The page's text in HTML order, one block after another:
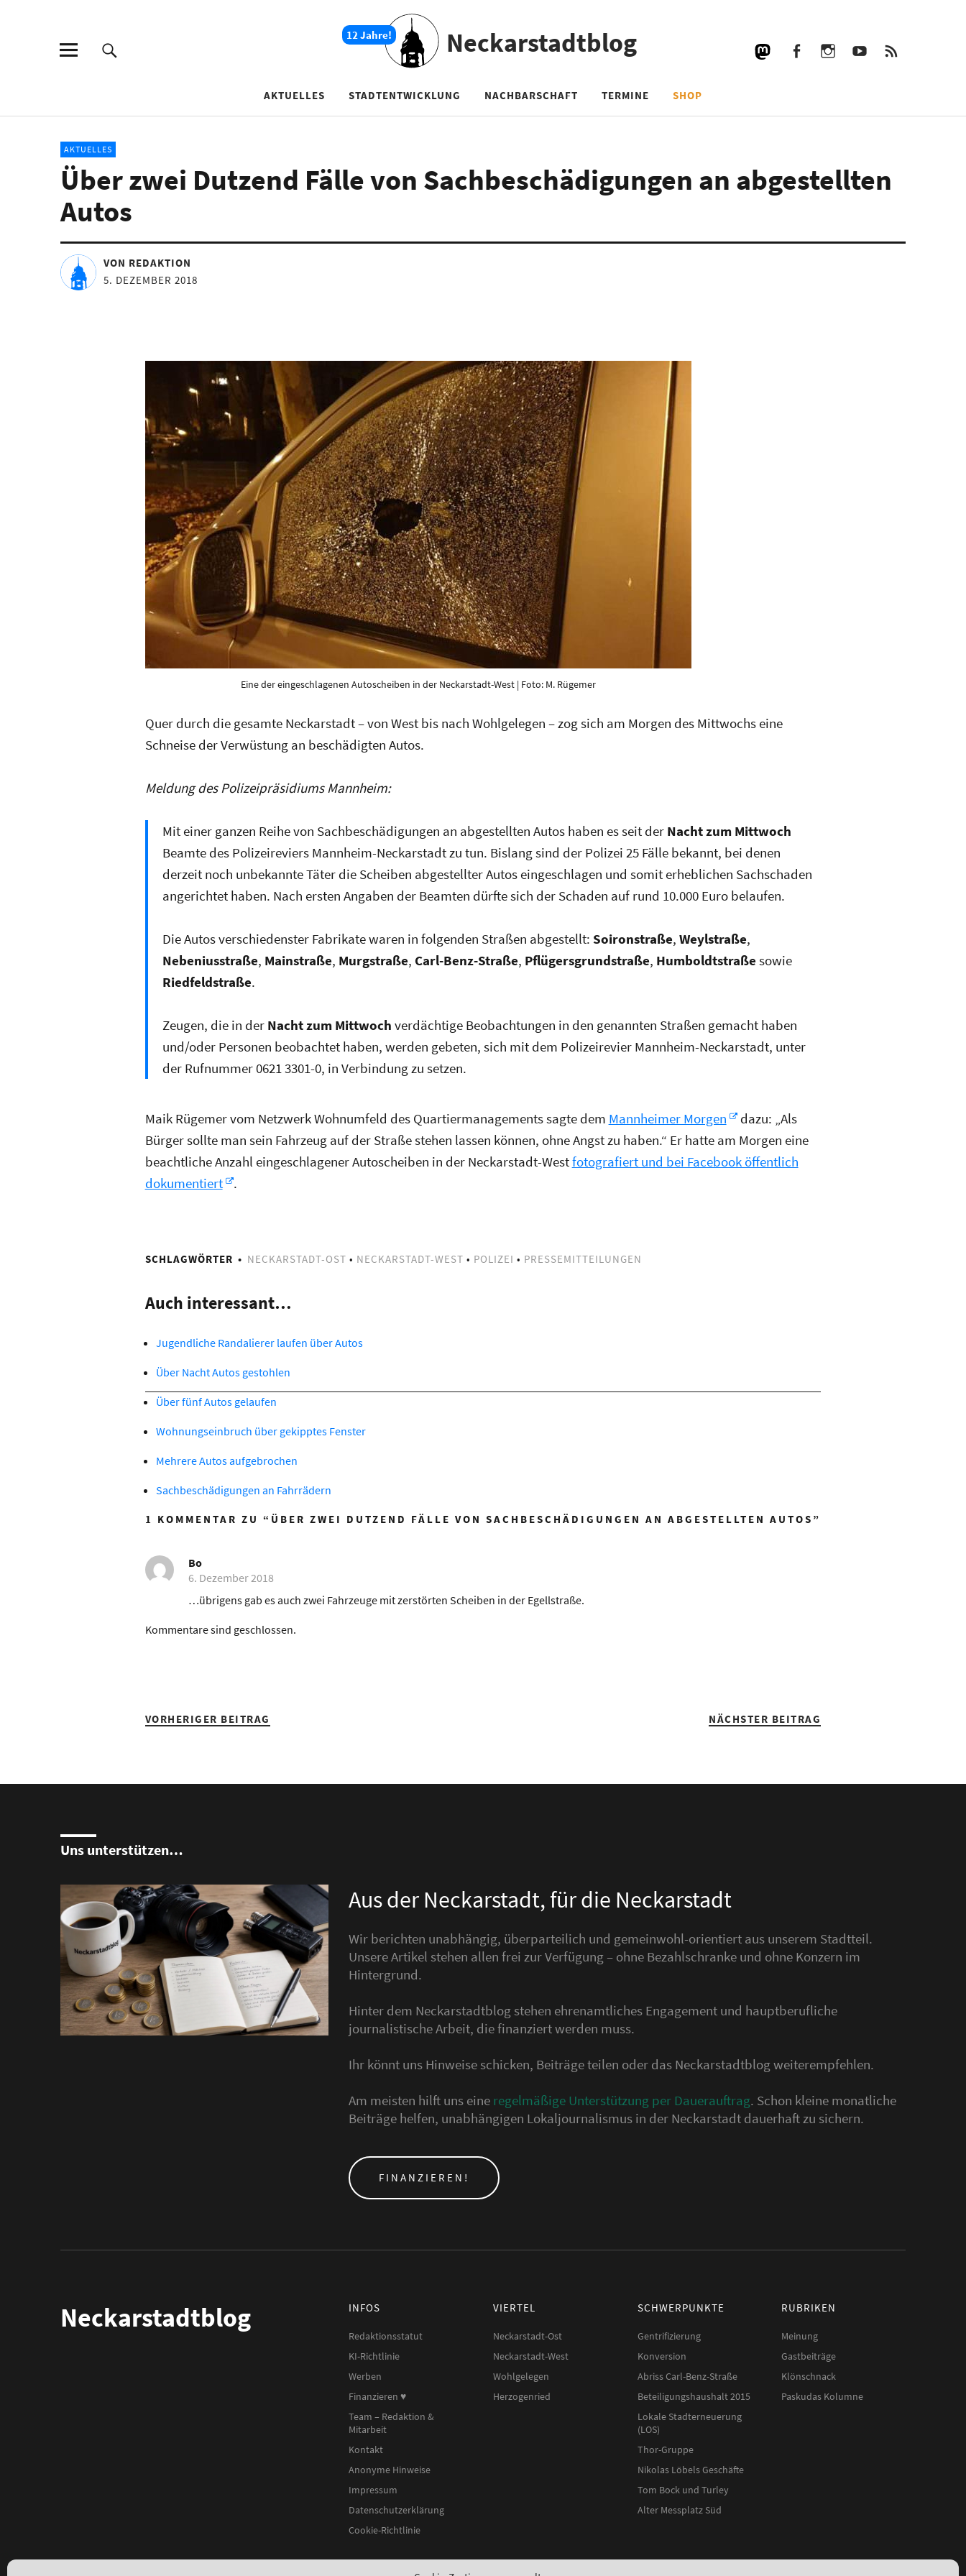
Neckarstadtblog
AKTUELLES STADTENTWICKLUNG NACHBARSCHAFT TERMINE SHOP
AKTUELLES
Über zwei Dutzend Fälle von Sachbeschädigungen an abgestellten
Autos
VON REDAKTION
5. DEZEMBER 2018
Eine der eingeschlagenen Autoscheiben in der Neckarstadt-West | Foto: M. Rügemer
Quer durch die gesamte Neckarstadt – von West bis nach Wohlgelegen – zog sich am Morgen des Mittwochs eine
Schneise der Verwüstung an beschädigten Autos.
Meldung des Polizeipräsidiums Mannheim:
Mit einer ganzen Reihe von Sachbeschädigungen an abgestellten Autos haben es seit der Nacht zum Mittwoch
Beamte des Polizeireviers Mannheim-Neckarstadt zu tun. Bislang sind der Polizei 25 Fälle bekannt, bei denen
derzeit noch unbekannte Täter die Scheiben abgestellter Autos eingeschlagen und somit erheblichen Sachschaden
angerichtet haben. Nach ersten Angaben der Beamten dürfte sich der Schaden auf rund 10.000 Euro belaufen.
Die Autos verschiedenster Fabrikate waren in folgenden Straßen abgestellt: Soironstraße, Weylstraße,
Nebeniusstraße, Mainstraße, Murgstraße, Carl-Benz-Straße, Pflügersgrundstraße, Humboldtstraße sowie
Riedfeldstraße.
Zeugen, die in der Nacht zum Mittwoch verdächtige Beobachtungen in den genannten Straßen gemacht haben
und/oder Personen beobachtet haben, werden gebeten, sich mit dem Polizeirevier Mannheim-Neckarstadt, unter
der Rufnummer 0621 3301-0, in Verbindung zu setzen.
Maik Rügemer vom Netzwerk Wohnumfeld des Quartiermanagements sagte dem Mannheimer Morgen
dazu: „Als
Bürger sollte man sein Fahrzeug auf der Straße stehen lassen können, ohne Angst zu haben.“ Er hatte am Morgen eine
beachtliche Anzahl eingeschlagener Autoscheiben in der Neckarstadt-Westfotografiert und bei Facebook öffentlich
dokumentiert
.
SCHLAGWÖRTER NECKARSTADT-OST • NECKARSTADT-WEST • POLIZEI • PRESSEMITTEILUNGEN
Auch interessant…
Jugendliche Randalierer laufen über Autos
Über Nacht Autos gestohlen
Über fünf Autos gelaufen
Wohnungseinbruch über gekipptes Fenster
Mehrere Autos aufgebrochen
Sachbeschädigungen an Fahrrädern
1 KOMMENTAR ZU “ ÜBER ZWEI DUTZEND FÄLLE VON SACHBESCHÄDIGUNGEN AN ABGESTELLTEN AUTOS ”
Bo
6. Dezember 2018
…übrigens gab es auch zwei Fahrzeuge mit zerstörten Scheiben in der Egellstraße.
Kommentare sind geschlossen.
VORHERIGER BEITRAG NÄCHSTER BEITRAG
Uns unterstützen…
Aus der Neckarstadt, für die Neckarstadt
Wir berichten unabhängig, überparteilich und gemeinwohl-orientiert aus unserem Stadtteil.
Unsere Artikel stehen allen frei zur Verfügung – ohne Bezahlschranke und ohne Konzern im
Hintergrund.
Hinter dem Neckarstadtblog stehen ehrenamtliches Engagement und hauptberufliche
journalistische Arbeit, die finanziert werden muss.
Ihr könnt uns Hinweise schicken, Beiträge teilen oder das Neckarstadtblog weiterempfehlen.
Am meisten hilft uns eine regelmäßige Unterstützung per Dauerauftrag. Schon kleine monatliche
Beiträge helfen, unabhängigen Lokaljournalismus in der Neckarstadt dauerhaft zu sichern.
FINANZIEREN!
Neckarstadtblog INFOS
Redaktionsstatut
KI-Richtlinie
Werben
Finanzieren ♥︎
Team – Redaktion &
Mitarbeit
Kontakt
Anonyme Hinweise
Impressum
Datenschutzerklärung
Cookie-Richtlinie
VIERTEL
Neckarstadt-Ost
Neckarstadt-West
Wohlgelegen
Herzogenried
SCHWERPUNKTE
Gentrifizierung
Konversion
Abriss Carl-Benz-Straße
Beteiligungshaushalt 2015
Lokale Stadterneuerung
(LOS)
Thor-Gruppe
Nikolas Löbels Geschäfte
Tom Bock und Turley
Alter Messplatz Süd
RUBRIKEN
Meinung
Gastbeiträge
Klönschnack
Paskudas Kolumne